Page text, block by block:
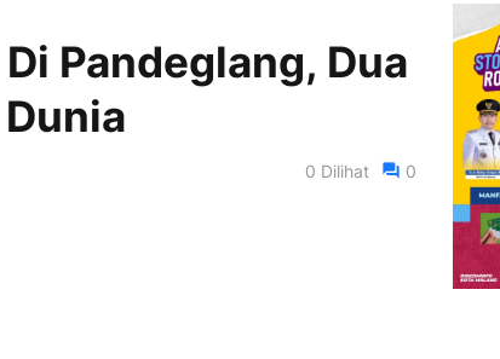
Pandeglang, Dua
0 Dilihat 0